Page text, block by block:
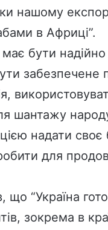
нашому
в Африці”.
бути надійно
забезпечене
шантажу
надати
для
“Україна
зокрема в